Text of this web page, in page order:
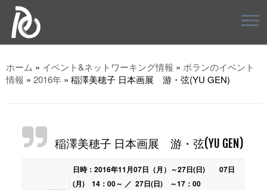
ホーム » イベント&ネットワーキング情報 » ポランのイベント
情報 » 2016年 » 稲澤美穂子 日本画展 游・弦(YU GEN)
稲澤美穂子 日本画展 游・弦(YU GEN)
日時：2016年11月07日（月）～27日(日) 07日
(月) 14：00～ ／ 27日(日) ～17：00